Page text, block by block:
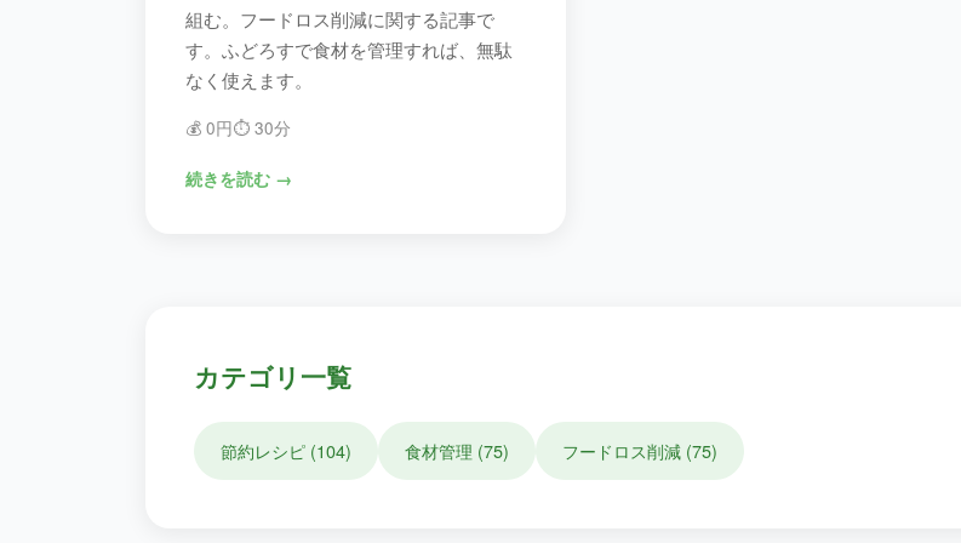
組む。フードロス削減に関する記事で
す。ふどろすで食材を管理すれば、無駄
なく使えます。
💰 0円⏱️ 30分
続きを読む →
カテゴリ一覧
節約レシピ (104) 食材管理 (75) フードロス削減 (75)